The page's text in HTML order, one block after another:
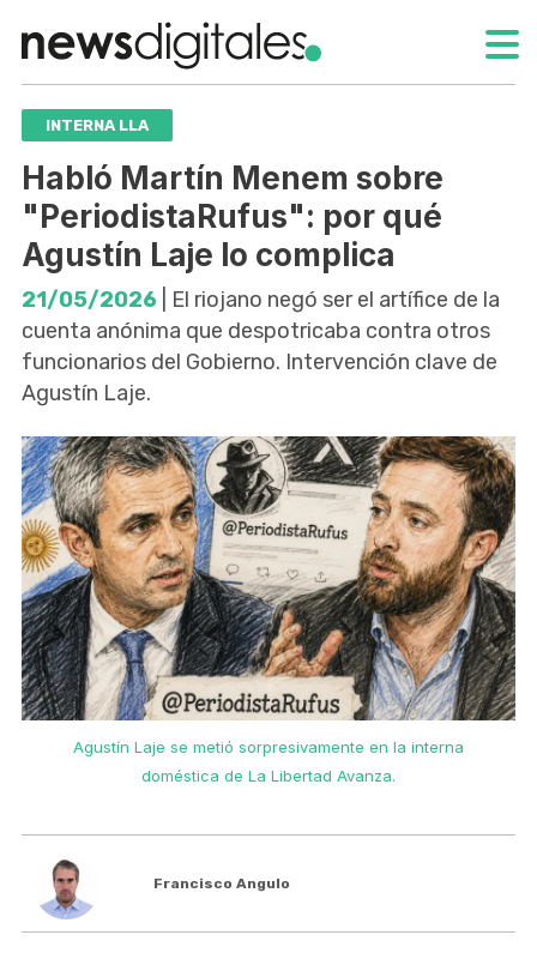
INTERNA LLA
Habló Martín Menem sobre
"PeriodistaRufus": por qué
Agustín Laje lo complica
21/05/2026 | El riojano negó ser el artífice de la
cuenta anónima que despotricaba contra otros
funcionarios del Gobierno. Intervención clave de
Agustín Laje.
Agustín Laje se metió sorpresivamente en la interna
doméstica de La Libertad Avanza.
Francisco Angulo